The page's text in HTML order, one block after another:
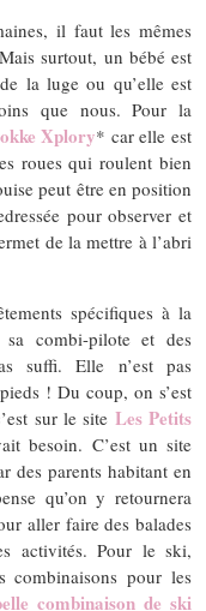
il faut les mêmes
surtout, un bébé est
la luge ou qu’elle est
que nous. Pour la
Xplory* car elle est
roues qui roulent bien
peut être en position
pour observer et
de la mettre à l’abri
spécifiques à la
sa combi-pilote et des
suffi. Elle n’est pas
! Du coup, on s’est
sur le site Les Petits
besoin. C’est un site
des parents habitant en
qu’on y retournera
aller faire des balades
activités. Pour le ski,
combinaisons pour les
combinaison de ski